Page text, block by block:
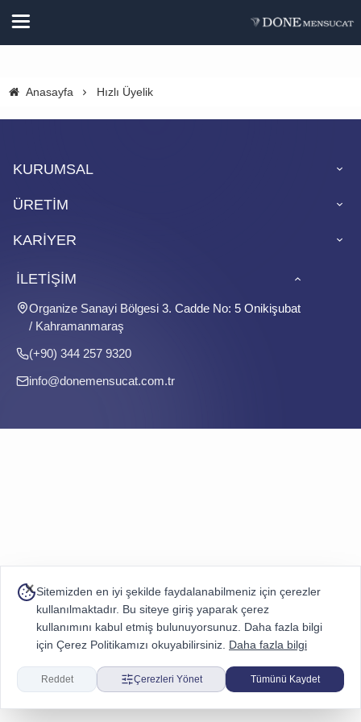
Sitemizden en iyi şekilde faydalanabilmeniz için çerezler
kullanılmaktadır. Bu siteye giriş yaparak çerez
kullanımını kabul etmiş bulunuyorsunuz. Daha fazla bilgi
için Çerez Politikamızı okuyabilirsiniz. Daha fazla bilgi
Reddet Çerezleri Yönet Tümünü Kaydet
Anasayfa Hızlı Üyelik
KURUMSAL
ÜRETİM
KARİYER
İLETİŞİM
Organize Sanayi Bölgesi 3. Cadde No: 5 Onikişubat
/ Kahramanmaraş
(+90) 344 257 9320
info@donemensucat.com.tr